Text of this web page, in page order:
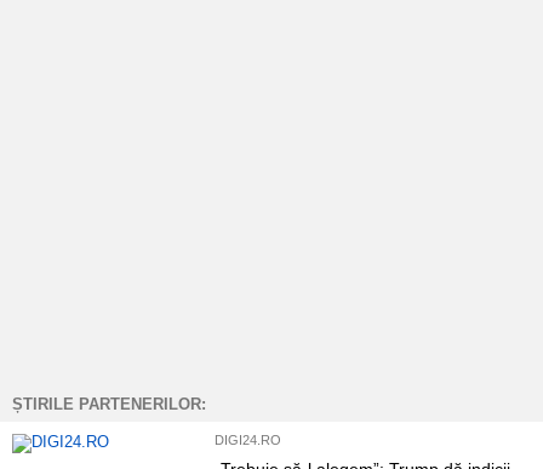
ȘTIRILE PARTENERILOR:
DIGI24.RO